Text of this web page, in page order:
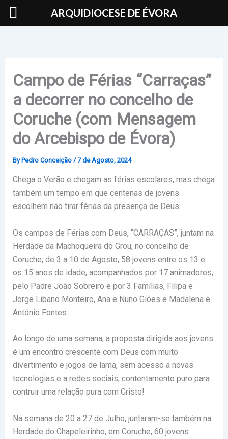
Skip
Campo de Férias “Carraças”
a decorrer no concelho de
Coruche (com Mensagem
do Arcebispo de Évora)
By Pedro Conceição /7 de Agosto, 2024
Chega o Verão e chegam as férias escolares, mas chega
também um tempo em que centenas de jovens
escolhem não tirar férias da presença de Deus.
Os campos de Férias com Deus, “CARRAÇAS”, juntam na
Herdade da Machoqueira do Grou, no concelho de
Coruche, de 3 a 10 de Agosto, 58 jovens entre os 13 e
os 15 anos de idade, acompanhados por 17 animadores,
pelo Padre João Sobreiro e por 3 Famílias, Filipa e
Jorge Libano Monteiro, Ana e Nuno Giões e Madalena e
António Fontes.
Ao longo de uma semana, a proposta dirigida aos jovens
é um encontro crescente com Deus com muito
divertimento e jogos de lama, sem acesso a novas
tecnologias e a redes sociais, contentamento puro para
contruir uma relação pura com Cristo!
Na semana de 20 a 27 de Julho, juntaram-se também na
Herdade do Chapeleirinho, em Coruche, 60 jovens
ARQUIDIOCESE DE ÉVORA